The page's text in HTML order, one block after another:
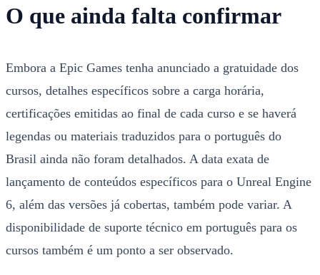
O que ainda falta confirmar
Embora a Epic Games tenha anunciado a gratuidade dos
cursos, detalhes específicos sobre a carga horária,
certificações emitidas ao final de cada curso e se haverá
legendas ou materiais traduzidos para o português do
Brasil ainda não foram detalhados. A data exata de
lançamento de conteúdos específicos para o Unreal Engine
6, além das versões já cobertas, também pode variar. A
disponibilidade de suporte técnico em português para os
cursos também é um ponto a ser observado.